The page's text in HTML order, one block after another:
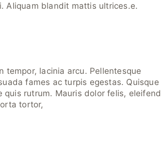
Aliquam blandit mattis ultrices.e.
tempor, lacinia arcu. Pellentesque
fames ac turpis egestas. Quisque
rutrum. Mauris dolor felis, eleifend
tortor,